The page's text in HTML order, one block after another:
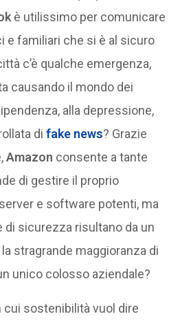
è utilissimo per comunicare
e familiari che si è al sicuro
c’è qualche emergenza,
causando il mondo dei
alla depressione,
difake news? Grazie
Amazon consente a tante
di gestire il proprio
e software potenti, ma
di sicurezza risultano da un
stragrande maggioranza di
unico colosso aziendale?
cui sostenibilità vuol dire